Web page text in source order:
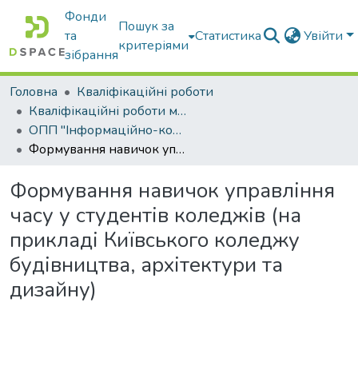
Фонди
та
зібрання
Пошук за
критеріями
Статистика Увійти
Головна
Кваліфікаційні роботи
Кваліфікаційні роботи магістрів
ОПП "Інформаційно-комунікаційні технології в освіті"
Формування навичок управління часу у студентів коледжів (на прикладі Київського коледжу будівництва, архітектури та дизайну)
Формування навичок управління
часу у студентів коледжів (на
прикладі Київського коледжу
будівництва, архітектури та
дизайну)